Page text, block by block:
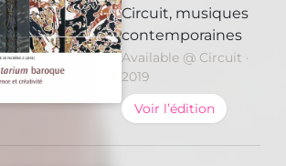
Circuit, musiques
contemporaines
Available @ Circuit ·
2019
Voir l’édition